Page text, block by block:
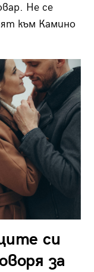
Не се
към Камино
си
за